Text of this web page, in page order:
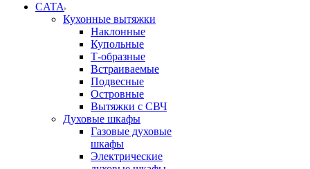
CATA
Кухонные вытяжки
Наклонные
Купольные
Т-образные
Встраиваемые
Подвесные
Островные
Вытяжки с СВЧ
Духовые шкафы
Газовые духовые
шкафы
Электрические